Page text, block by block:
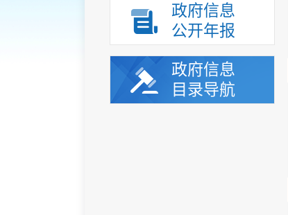
政府信息
公开年报
政府信息
目录导航